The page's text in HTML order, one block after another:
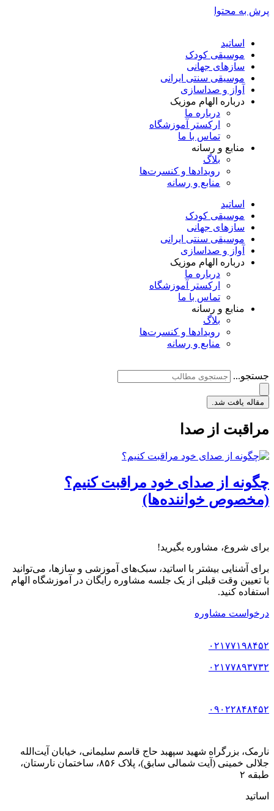
پرش به محتوا
اساتید
موسیقی کودک
سازهای جهانی
موسیقی سنتی ایرانی
آواز و صداسازی
درباره الهام موزیک
درباره ما
ارکستر آموزشگاه
تماس با ما
منابع و رسانه
بلاگ
رویدادها و کنسرت‌ها
منابع و رسانه
اساتید
موسیقی کودک
سازهای جهانی
موسیقی سنتی ایرانی
آواز و صداسازی
درباره الهام موزیک
درباره ما
ارکستر آموزشگاه
تماس با ما
منابع و رسانه
بلاگ
رویدادها و کنسرت‌ها
منابع و رسانه
جستجو...
مقاله یافت شد.
مراقبت از صدا
چگونه از صدای خود مراقبت کنیم؟
(مخصوص خواننده‌ها)
برای شروع، مشاوره بگیرید!
برای آشنایی بیشتر با اساتید، سبک‌های آموزشی و سازها، می‌توانید
با تعیین وقت قبلی از یک جلسه مشاوره رایگان در آموزشگاه الهام
استفاده کنید.
درخواست مشاوره
۰۲۱۷۷۱۹۸۴۵۲
۰۲۱۷۷۸۹۳۷۳۲
۰۹۰۲۲۸۴۸۴۵۲
نارمک، بزرگراه شهید سپهبد حاج قاسم سلیمانی، خیابان آیت‌الله
جلالی خمینی (آیت شمالی سابق)، پلاک ۸۵۶، ساختمان نارستان،
طبقه ۲
اساتید